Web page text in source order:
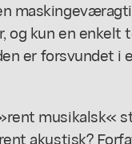
kun en enkelt
er forsvundet i
musikalsk«
akustisk?